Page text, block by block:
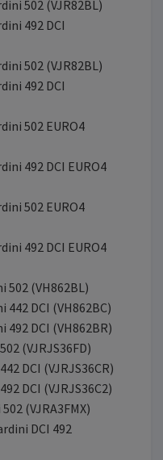
502 (VJR82BL)
492 DCI
502 (VJR82BL)
492 DCI
502 EURO4
492 DCI EURO4
502 EURO4
492 DCI EURO4
502 (VH862BL)
442 DCI (VH862BC)
492 DCI (VH862BR)
(VJRJS36FD)
DCI (VJRJS36CR)
DCI (VJRJS36C2)
(VJRA3FMX)
DCI 492